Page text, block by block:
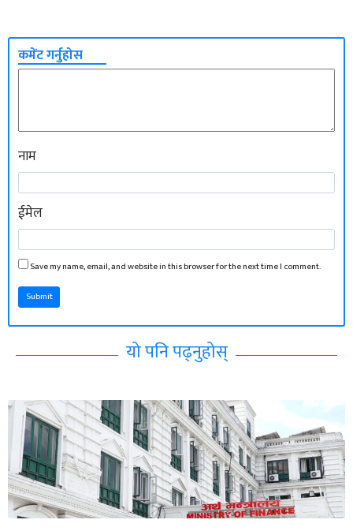
कमेंट गर्नुहोस
नाम
ईमेल
Save my name, email, and website in this browser for the next time I comment.
Submit
यो पनि पढ्नुहोस्